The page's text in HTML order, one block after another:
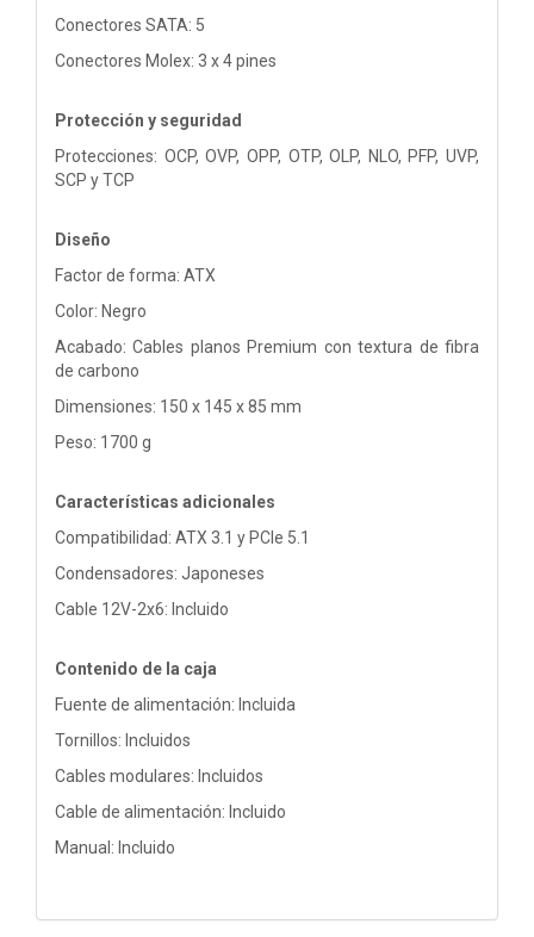
Conectores SATA: 5
Conectores Molex: 3 x 4 pines
Protección y seguridad
Protecciones: OCP, OVP, OPP, OTP, OLP, NLO, PFP, UVP,
SCP y TCP
Diseño
Factor de forma: ATX
Color: Negro
Acabado: Cables planos Premium con textura de fibra
de carbono
Dimensiones: 150 x 145 x 85 mm
Peso: 1700 g
Características adicionales
Compatibilidad: ATX 3.1 y PCIe 5.1
Condensadores: Japoneses
Cable 12V-2x6: Incluido
Contenido de la caja
Fuente de alimentación: Incluida
Tornillos: Incluidos
Cables modulares: Incluidos
Cable de alimentación: Incluido
Manual: Incluido